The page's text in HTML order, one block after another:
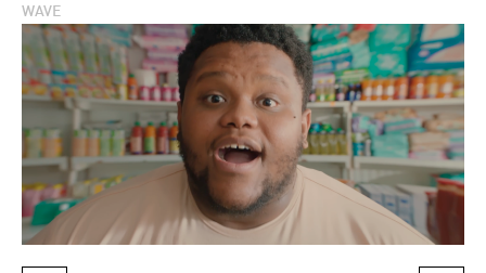
WAVE